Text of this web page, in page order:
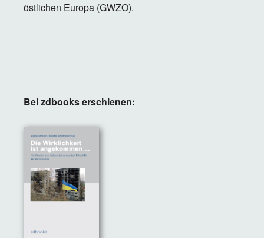
östlichen Europa (GWZO).
Bei zdbooks erschienen: